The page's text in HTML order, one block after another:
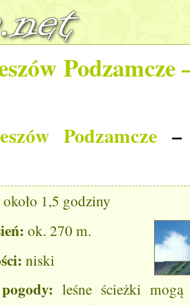
Podzamcze
Podzamcze –
około 1,5 godziny
ok. 270 m.
niski
leśne ścieżki mogą